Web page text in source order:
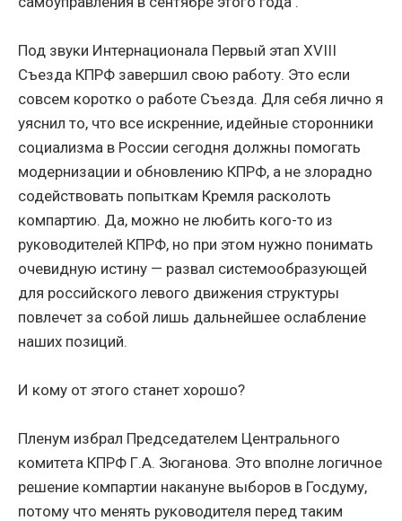
Под звуки Интернационала Первый этап XVIII
Съезда КПРФ завершил свою работу. Это если
совсем коротко о работе Съезда. Для себя лично я
уяснил то, что все искренние, идейные сторонники
социализма в России сегодня должны помогать
модернизации и обновлению КПРФ, а не злорадно
содействовать попыткам Кремля расколоть
компартию. Да, можно не любить кого-то из
руководителей КПРФ, но при этом нужно понимать
очевидную истину — развал системообразующей
для российского левого движения структуры
повлечет за собой лишь дальнейшее ослабление
наших позиций.
И кому от этого станет хорошо?
Пленум избрал Председателем Центрального
комитета КПРФ Г.А. Зюганова. Это вполне логичное
решение компартии накануне выборов в Госдуму,
потому что менять руководителя перед таким